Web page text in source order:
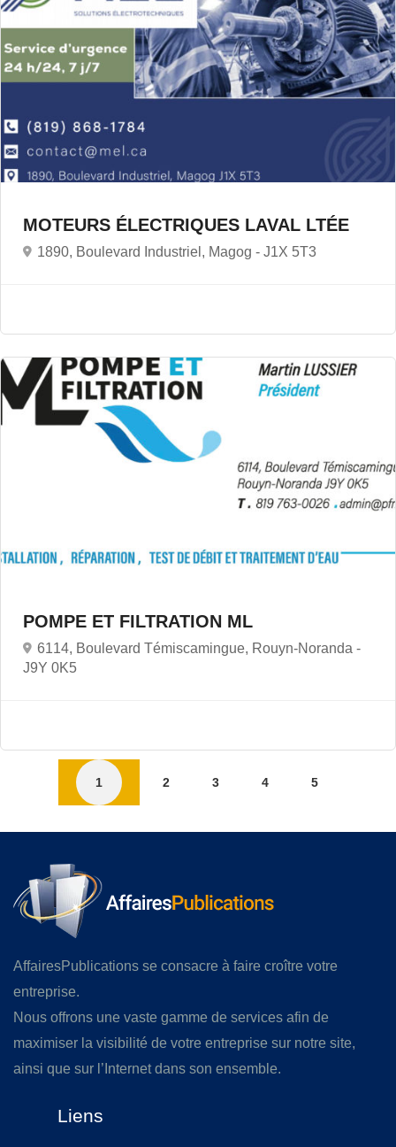
MOTEURS ÉLECTRIQUES LAVAL LTÉE
1890, Boulevard Industriel, Magog - J1X 5T3
POMPE ET FILTRATION ML
6114, Boulevard Témiscamingue, Rouyn-Noranda -
J9Y 0K5
1 2 3 4 5
AffairesPublications se consacre à faire croître votre
entreprise.
Nous offrons une vaste gamme de services afin de
maximiser la visibilité de votre entreprise sur notre site,
ainsi que sur l’Internet dans son ensemble.
Liens